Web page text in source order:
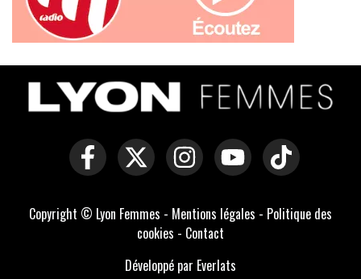
Copyright © Lyon Femmes - Mentions légales - Politique des
cookies - Contact
Développé par Everlats